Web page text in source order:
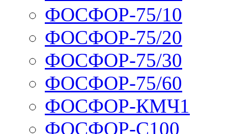
ФОСФОР-75/10
ФОСФОР-75/20
ФОСФОР-75/30
ФОСФОР-75/60
ФОСФОР-КМЧ1
ФОСФОР-С100